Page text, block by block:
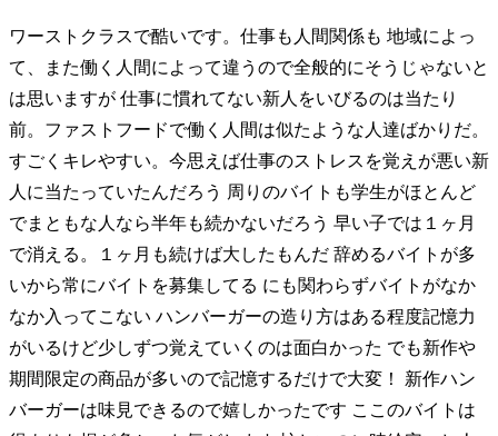
ワーストクラスで酷いです。仕事も人間関係も 地域によっ
て、また働く人間によって違うので全般的にそうじゃないと
は思いますが 仕事に慣れてない新人をいびるのは当たり
前。ファストフードで働く人間は似たような人達ばかりだ。
すごくキレやすい。今思えば仕事のストレスを覚えが悪い新
人に当たっていたんだろう 周りのバイトも学生がほとんど
でまともな人なら半年も続かないだろう 早い子では１ヶ月
で消える。１ヶ月も続けば大したもんだ 辞めるバイトが多
いから常にバイトを募集してる にも関わらずバイトがなか
なか入ってこない ハンバーガーの造り方はある程度記憶力
がいるけど少しずつ覚えていくのは面白かった でも新作や
期間限定の商品が多いので記憶するだけで大変！ 新作ハン
バーガーは味見できるので嬉しかったです ここのバイトは